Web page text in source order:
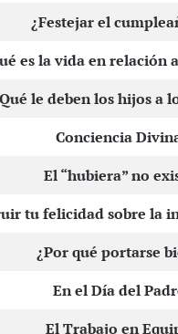
¿Festejar el
es la vida en relación
le deben los hijos a
Conciencia
El “hubiera” no
tu felicidad sobre la
¿Por qué portarse
En el Día del
El Trabajo en